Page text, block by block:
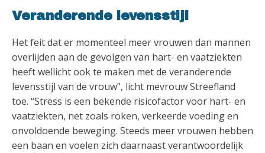
Veranderende levensstijl
Het feit dat er momenteel meer vrouwen dan mannen
overlijden aan de gevolgen van hart- en vaatziekten
heeft wellicht ook te maken met de veranderende
levensstijl van de vrouw”, licht mevrouw Streefland
toe. “Stress is een bekende risicofactor voor hart- en
vaatziekten, net zoals roken, verkeerde voeding en
onvoldoende beweging. Steeds meer vrouwen hebben
een baan en voelen zich daarnaast verantwoordelijk